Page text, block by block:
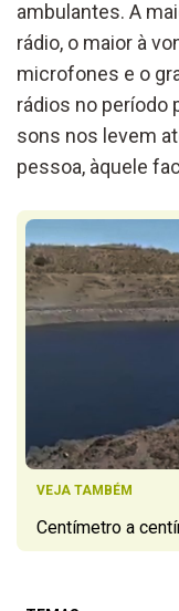
ambulantes. A
rádio, o maior à
microfones e o
rádios no período
sons nos levem
pessoa, àquele
VEJA TAMBÉM
Centímetro a